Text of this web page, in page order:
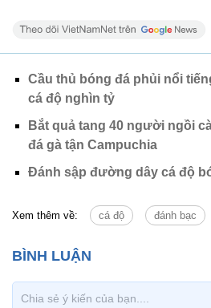
Cầu thủ bóng đá phủi nổi
cá độ nghìn tỷ
Bắt quả tang 40 người ngồi
đá gà tận Campuchia
Đánh sập đường dây cá độ
Xem thêm về: cá độ đánh bạc